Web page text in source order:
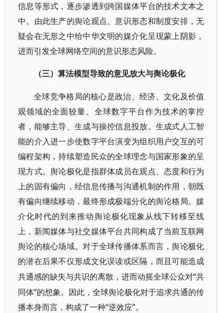
信息等形式，逐步渗透到跨国媒体平台的技术文本之
中。由此生产的舆论观点、意识形态和制度安排，无
疑会在无形之中给中华文明的媒介化呈现蒙上阴影，
进而引发全球网络空间的意识形态风险。
（三）算法模型导致的意见放大与舆论极化
全球竞争格局的核心是政治、经济、文化及价值
观领域的全面较量。全球数字平台作为技术的掌控
者，能够主导、生成与操控信息投放。生成式人工智
能的介入进一步使数字平台演变为组织用户交互的可
编程架构，持续塑造民众的全球理念与国家形象的呈
现方式。舆论极化是指群体成员在观点、态度和行为
上的固有偏向，经信息传播与沟通机制的作用，朝既
有偏向继续移动，最终形成极端分化的舆论格局。媒
介化时代的到来推动舆论极化现象从线下转移至线
上，新闻媒体与社交媒体平台共同构成了当前互联网
舆论的核心场域。对于全球传播体系而言，舆论极化
的潜在后果不仅形成文化误读或区隔，而且可能造成
共通感的缺失与共识的离散，进而动摇全球公众对“共
同体”的想象。因此，全球舆论极化对于追求共通的传
播本身而言，构成了一种“逆效应”。